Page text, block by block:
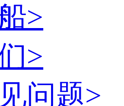
>
>
问题>